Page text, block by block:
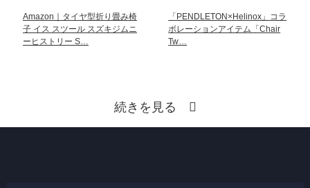
Amazon｜タイヤ型折り畳み椅
子 イス スツール スズキジムニ
ーヒストリー S…
「PENDLETON×Helinox」コラ
ボレーションアイテム「Chair
Tw…
続きを見る